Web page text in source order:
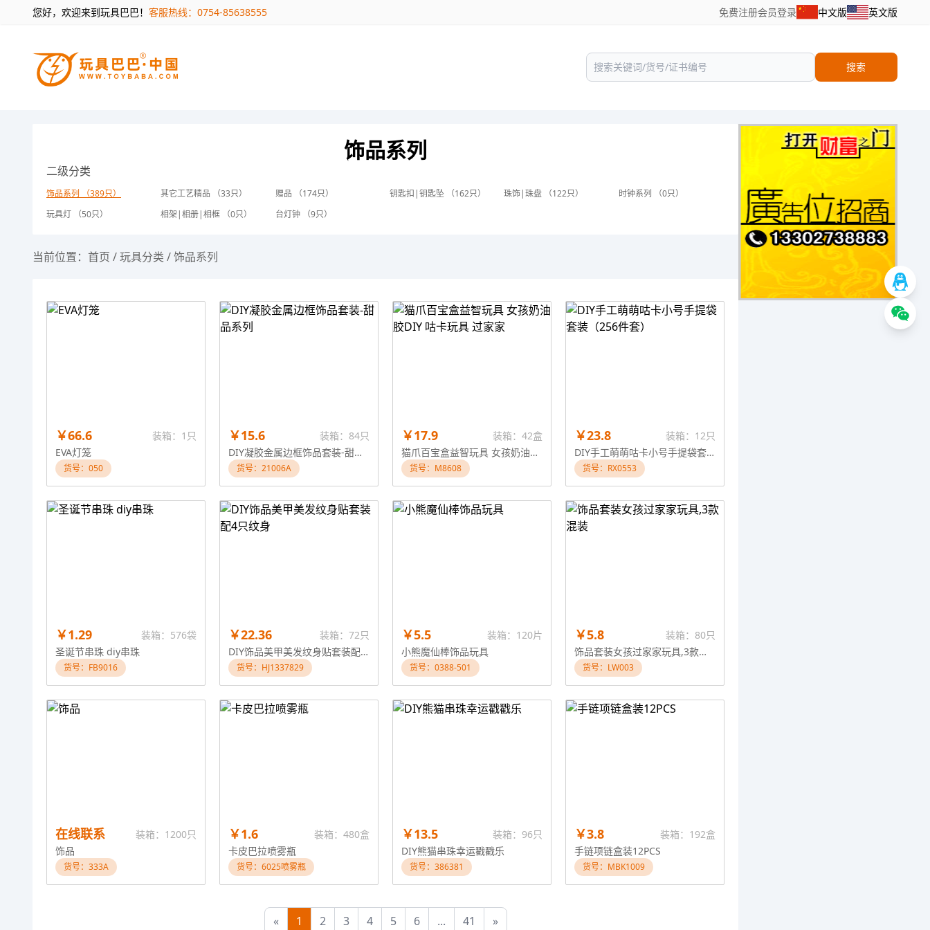
您好，欢迎来到玩具巴巴！ 客服热线：0754-85638555 免费注册会员登录 中文版 英文版
搜索
饰品系列
二级分类
饰品系列 （389只） 其它工艺精品 （33只） 赠品 （174只） 钥匙扣|钥匙坠 （162只） 珠饰|珠盘 （122只）
时钟系列 （0只）
玩具灯 （50只）
相架|相册|相框 （0只） 台灯钟 （9只）
当前位置： 首页 /玩具分类 /饰品系列
￥66.6
装箱：1只
EVA灯笼
货号：050
￥15.6
装箱：84只
DIY凝胶金属边框饰品套装-甜品系列
货号：21006A
￥17.9
装箱：42盒
猫爪百宝盒益智玩具 女孩奶油胶DIY 咕卡玩具 过家家
货号：M8608
￥23.8
装箱：12只
DIY手工萌萌咕卡小号手提袋套装（256件套）
货号：RX0553
￥1.29
装箱：576袋
圣诞节串珠 diy串珠
货号：FB9016
￥22.36
装箱：72只
DIY饰品美甲美发纹身贴套装配4只纹身
货号：HJ1337829
￥5.5
装箱：120片
小熊魔仙棒饰品玩具
货号：0388-501
￥5.8
装箱：80只
饰品套装女孩过家家玩具,3款混装
货号：LW003
在线联系
装箱：1200只
饰品
货号：333A
￥1.6
装箱：480盒
卡皮巴拉喷雾瓶
货号：6025喷雾瓶
￥13.5
装箱：96只
DIY熊猫串珠幸运戳戳乐
货号：386381
￥3.8
装箱：192盒
手链项链盒装12PCS
货号：MBK1009
« 1 2 3 4 5 6 ... 41 »